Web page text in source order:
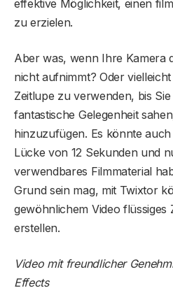
effektive Möglichkeit, einen
zu erzielen.
Aber was, wenn Ihre Kamera
nicht aufnimmt? Oder
Zeitlupe zu verwenden, bis
fantastische Gelegenheit
hinzuzufügen. Es könnte auch
Lücke von 12 Sekunden und
verwendbares Filmmaterial
Grund sein mag, mit Twixtor
gewöhnlichem Video flüssiges
erstellen.
Video mit freundlicher
Effects